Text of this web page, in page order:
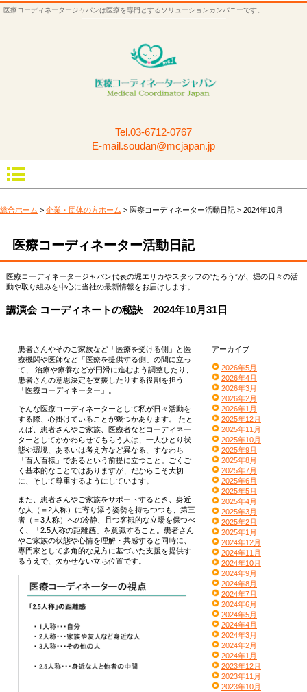
医療コーディネータージャパンは医療を専門とするソリューションカンパニーです。
Tel.03-6712-0767
E-mail.soudan@mcjapan.jp
総合ホーム > 企業・団体の方ホーム > 医療コーディネーター活動日記 > 2024年10月
医療コーディネーター活動日記
医療コーディネータージャパン代表の堀エリカやスタッフの”たろう”が、堀の日々の活
動や取り組みを中心に当社の最新情報をお届けします。
講演会 コーディネートの秘訣 2024年10月31日
患者さんやそのご家族など「医療を受ける側」と医
療機関や医師など「医療を提供する側」の間に立っ
て、 治療や療養などが円滑に進むよう調整したり、
患者さんの意思決定を支援したりする役割を担う
「医療コーディネーター」。
そんな医療コーディネーターとして私が日々活動を
する際、心掛けていることが幾つかあります。 たと
えば、患者さんやご家族、医療者などコーディネー
ターとしてかかわらせてもらう人は、一人ひとり状
態や環境、あるいは考え方など異なる、すなわち
「百人百様」であるという前提に立つこと。ごくご
く基本的なことではありますが、だからこそ大切
に、そして尊重するようにしています。
また、患者さんやご家族をサポートするとき、身近
な人（＝2人称）に寄り添う姿勢を持ちつつも、第三
者（＝3人称）への冷静、且つ客観的な立場を保つべ
く、「2.5人称の距離感」を意識すること。患者さん
やご家族の状態や心情を理解・共感すると同時に、
専門家として多角的な見方に基づいた支援を提供す
るうえで、欠かせない立ち位置です。
アーカイブ
2026年5月
2026年4月
2026年3月
2026年2月
2026年1月
2025年12月
2025年11月
2025年10月
2025年9月
2025年8月
2025年7月
2025年6月
2025年5月
2025年4月
2025年3月
2025年2月
2025年1月
2024年12月
2024年11月
2024年10月
2024年9月
2024年8月
2024年7月
2024年6月
2024年5月
2024年4月
2024年3月
2024年2月
2024年1月
2023年12月
2023年11月
2023年10月